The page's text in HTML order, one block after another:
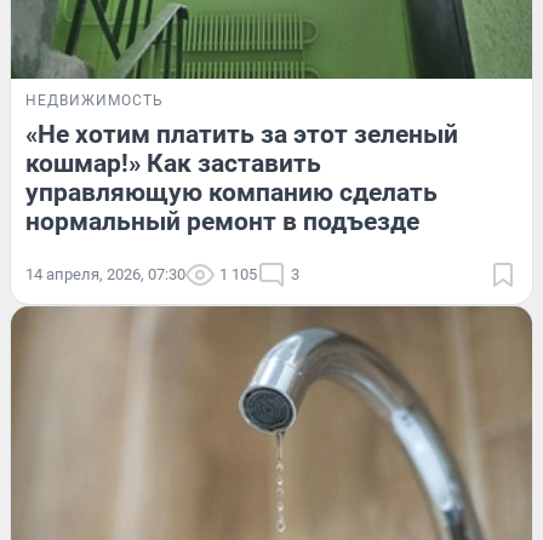
НЕДВИЖИМОСТЬ
«Не хотим платить за этот зеленый
кошмар!» Как заставить
управляющую компанию сделать
нормальный ремонт в подъезде
14 апреля, 2026, 07:30 1 105 3